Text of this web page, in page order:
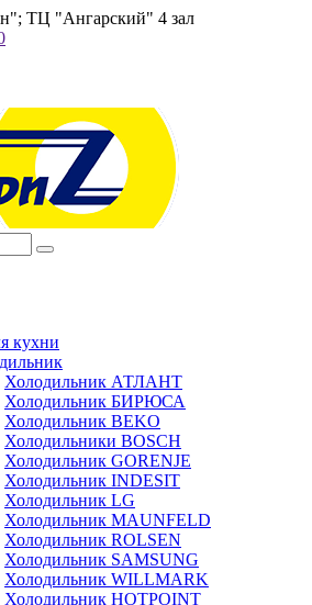
ТЦ "Ангарский" 4 зал
кухни
Холодильник АТЛАНТ
Холодильник БИРЮСА
Холодильник BEKO
Холодильники BOSCH
Холодильник GORENJE
Холодильник INDESIT
Холодильник LG
Холодильник MAUNFELD
Холодильник ROLSEN
Холодильник SAMSUNG
Холодильник WILLMARK
Холодильник HOTPOINT